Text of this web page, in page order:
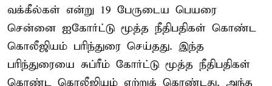
வக்கீல்கள் என்று 19 பேருடைய பெயரை
சென்னை ஐகோர்ட்டு மூத்த நீதிபதிகள் கொண்ட
கொலீஜியம் பரிந்துரை செய்தது. இந்த
பரிந்துரையை சுப்ரீம் கோர்ட்டு மூத்த நீதிபதிகள்
கொண்ட கொலீஜியம் ஏற்றுக் கொண்டது. அந்த